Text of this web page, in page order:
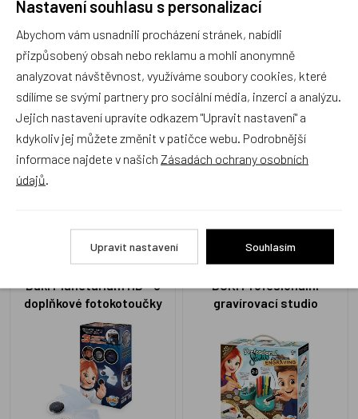
náramky
STBE305
bomb miniLab
ST3010
Buki Planetarium HD - 3
doplňkové fotokotoučky
BUKI Profesionální
gravírovací studio
Nastavení souhlasu s personalizací
Abychom vám usnadnili procházení stránek, nabídli
přizpůsobený obsah nebo reklamu a mohli anonymně
analyzovat návštěvnost, využíváme soubory cookies, které
sdílíme se svými partnery pro sociální média, inzerci a analýzu.
Jejich nastavení upravíte odkazem "Upravit nastavení" a
kdykoliv jej můžete změnit v patičce webu. Podrobnější
informace najdete v našich Zásadách ochrany osobních
údajů
Upravit nastavení Souhlasím